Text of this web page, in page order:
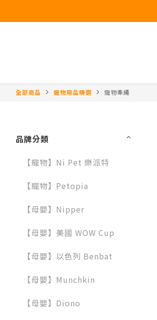
全部商品 寵物用品精選 寵物牽繩
品牌分類
【寵物】Ni Pet 樂派特
【寵物】Petopia
【母嬰】Nipper
【母嬰】美國 WOW Cup
【母嬰】以色列 Benbat
【母嬰】Munchkin
【母嬰】Diono